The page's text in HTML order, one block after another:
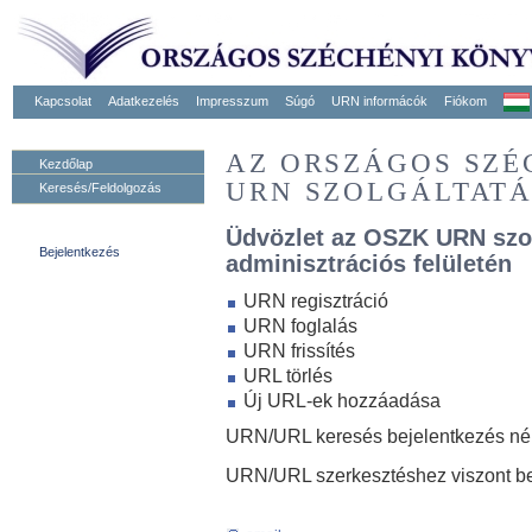
Kapcsolat Adatkezelés Impresszum Súgó URN informácók Fiókom
Kezdőlap
Keresés/Feldolgozás
Bejelentkezés
AZ ORSZÁGOS
URN
Üdvözlet az OSZK URN
adminisztrációs felületén
URN regisztráció
URN foglalás
URN frissítés
URL törlés
Új URL-ek hozzáadása
URN/URL keresés bejelentkezés
URN/URL szerkesztéshez viszont